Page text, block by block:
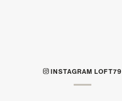
INSTAGRAM LOFT79